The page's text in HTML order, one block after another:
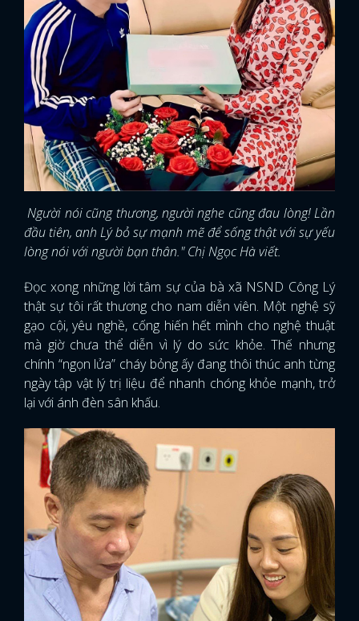
Người nói cũng thương, người nghe cũng đau lòng! Lần
đầu tiên, anh Lý bỏ sự mạnh mẽ để sống thật với sự yếu
lòng nói với người bạn thân." Chị Ngọc Hà viết.
Đọc xong những lời tâm sự của bà xã NSND Công Lý
thật sự tôi rất thương cho nam diễn viên. Một nghệ sỹ
gạo cội, yêu nghề, cống hiến hết mình cho nghệ thuật
mà giờ chưa thể diễn vì lý do sức khỏe. Thế nhưng
chính “ngọn lửa” cháy bỏng ấy đang thôi thúc anh từng
ngày tập vật lý trị liệu để nhanh chóng khỏe mạnh, trở
lại với ánh đèn sân khấu.